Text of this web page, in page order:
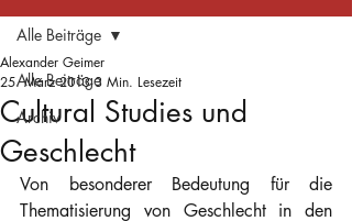
Alle Beiträge
Archiv
Alle Beiträge
Cultural Studies und
Geschlecht
Alexander Geimer
25. März 2013 3 Min. Lesezeit
Von besonderer Bedeutung für die
Thematisierung von Geschlecht in den